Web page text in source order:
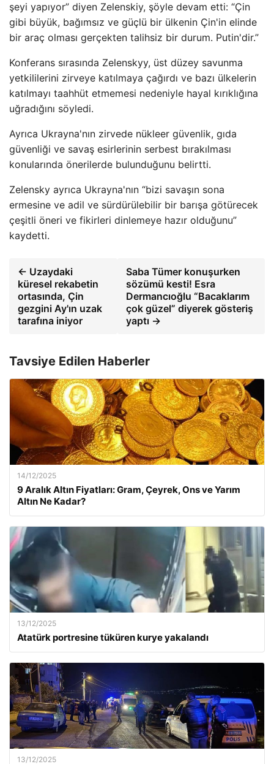
şeyi yapıyor” diyen Zelenskiy, şöyle devam etti: “Çin
gibi büyük, bağımsız ve güçlü bir ülkenin Çin'in elinde
bir araç olması gerçekten talihsiz bir durum. Putin'dir.”
Konferans sırasında Zelenskyy, üst düzey savunma
yetkililerini zirveye katılmaya çağırdı ve bazı ülkelerin
katılmayı taahhüt etmemesi nedeniyle hayal kırıklığına
uğradığını söyledi.
Ayrıca Ukrayna'nın zirvede nükleer güvenlik, gıda
güvenliği ve savaş esirlerinin serbest bırakılması
konularında önerilerde bulunduğunu belirtti.
Zelensky ayrıca Ukrayna'nın “bizi savaşın sona
ermesine ve adil ve sürdürülebilir bir barışa götürecek
çeşitli öneri ve fikirleri dinlemeye hazır olduğunu”
kaydetti.
← Uzaydaki
küresel rekabetin
ortasında, Çin
gezgini Ay'ın uzak
tarafına iniyor
Saba Tümer konuşurken
sözümü kesti! Esra
Dermancıoğlu “Bacaklarım
çok güzel” diyerek gösteriş
yaptı →
Tavsiye Edilen Haberler
14/12/2025
9 Aralık Altın Fiyatları: Gram, Çeyrek, Ons ve Yarım
Altın Ne Kadar?
13/12/2025
Atatürk portresine tüküren kurye yakalandı
13/12/2025